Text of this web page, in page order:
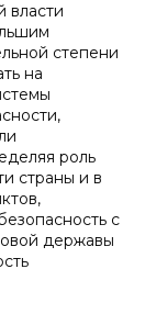
власти
степени
на
роль
страны и в
с
державы